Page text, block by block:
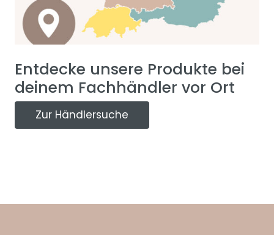
Entdecke unsere Produkte bei
deinem Fachhändler vor Ort
Zur Händlersuche